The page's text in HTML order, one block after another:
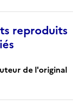
reproduits
de l'original